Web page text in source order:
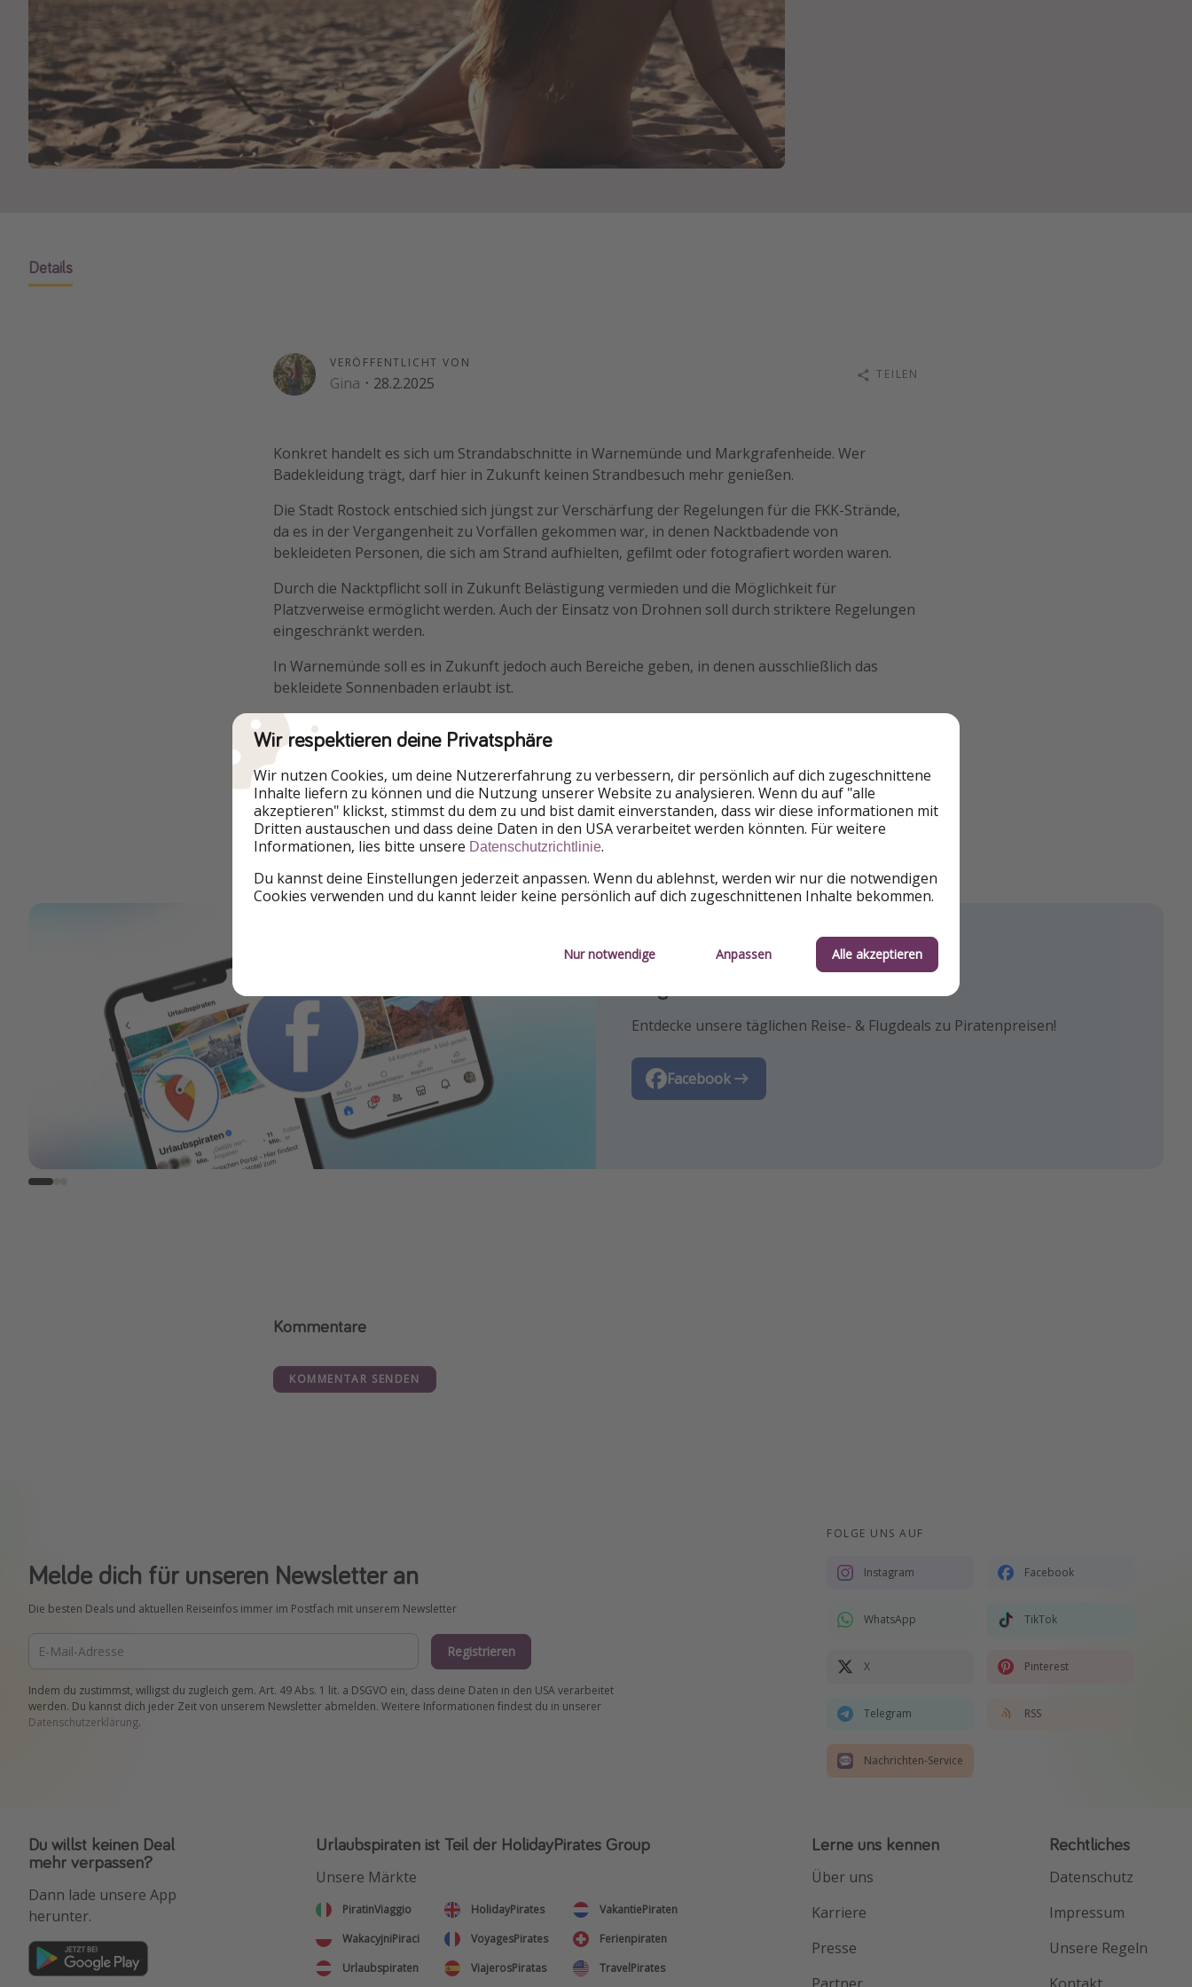
Details
VERÖFFENTLICHT VON
Gina · 28.2.2025 TEILEN
Konkret handelt es sich um Strandabschnitte in Warnemünde und Markgrafenheide. Wer
Badekleidung trägt, darf hier in Zukunft keinen Strandbesuch mehr genießen.
Die Stadt Rostock entschied sich jüngst zur Verschärfung der Regelungen für die FKK-Strände,
da es in der Vergangenheit zu Vorfällen gekommen war, in denen Nacktbadende von
bekleideten Personen, die sich am Strand aufhielten, gefilmt oder fotografiert worden waren.
Durch die Nacktpflicht soll in Zukunft Belästigung vermieden und die Möglichkeit für
Platzverweise ermöglicht werden. Auch der Einsatz von Drohnen soll durch striktere Regelungen
eingeschränkt werden.
In Warnemünde soll es in Zukunft jedoch auch Bereiche geben, in denen ausschließlich das
bekleidete Sonnenbaden erlaubt ist.
Ein rechtliches Problem melden
Entdecke unsere täglichen Reise- & Flugdeals zu Piratenpreisen!
Facebook
Folge uns auf Instagram
Reisedeals inspirieren!
Instagram
Für die heißesten Deals und die besten Reisehacks!
TikTok
Kommentare
KOMMENTAR SENDEN
Melde dich für unseren Newsletter an
Die besten Deals und aktuellen Reiseinfos immer im Postfach mit unserem Newsletter
Registrieren
Indem du zustimmst, willigst du zugleich gem. Art. 49 Abs. 1 lit. a DSGVO ein, dass deine Daten in den USA verarbeitet
werden. Du kannst dich jeder Zeit von unserem Newsletter abmelden. Weitere Informationen findest du in unserer
Datenschutzerklärung.
FOLGE UNS AUF
Instagram Facebook
WhatsApp TikTok
X Pinterest
Telegram RSS
Nachrichten-Service
Du willst keinen Deal
mehr verpassen?
Dann lade unsere App
herunter.
Urlaubspiraten ist Teil der HolidayPirates Group
Unsere Märkte
PiratinViaggio HolidayPirates
VakantiePiraten
WakacyjniPiraci
VoyagesPirates
Ferienpiraten
Urlaubspiraten
ViajerosPiratas TravelPirates
Lerne uns kennen
Über uns
Karriere
Presse
Rechtliches
Datenschutz
Impressum
Unsere Regeln
Wir respektieren deine Privatsphäre
Wir nutzen Cookies, um deine Nutzererfahrung zu verbessern, dir persönlich auf dich zugeschnittene
Inhalte liefern zu können und die Nutzung unserer Website zu analysieren. Wenn du auf "alle
akzeptieren" klickst, stimmst du dem zu und bist damit einverstanden, dass wir diese informationen mit
Dritten austauschen und dass deine Daten in den USA verarbeitet werden könnten. Für weitere
Informationen, lies bitte unsere Datenschutzrichtlinie.
Du kannst deine Einstellungen jederzeit anpassen. Wenn du ablehnst, werden wir nur die notwendigen
Cookies verwenden und du kannt leider keine persönlich auf dich zugeschnittenen Inhalte bekommen.
Nur notwendige Anpassen Alle akzeptieren